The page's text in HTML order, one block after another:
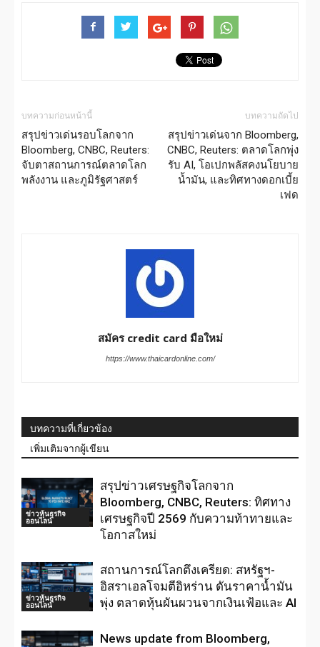
บทความก่อนหน้านี้
สรุปข่าวเด่นรอบโลกจาก
Bloomberg, CNBC, Reuters:
จับตาสถานการณ์ตลาดโลก
พลังงาน และภูมิรัฐศาสตร์
บทความถัดไป
สรุปข่าวเด่นจาก Bloomberg,
CNBC, Reuters: ตลาดโลกพุ่ง
รับ AI, โอเปกพลัสคงนโยบาย
น้ำมัน, และทิศทางดอกเบี้ย
เฟด
สมัคร credit card มือใหม่
https://www.thaicardonline.com/
บทความที่เกี่ยวข้อง
เพิ่มเติมจากผู้เขียน
ข่าวหุ้นธุรกิจ
ออนไลน์
สรุปข่าวเศรษฐกิจโลกจาก
Bloomberg, CNBC, Reuters: ทิศทาง
เศรษฐกิจปี 2569 กับความท้าทายและ
โอกาสใหม่
ข่าวหุ้นธุรกิจ
ออนไลน์
สถานการณ์โลกตึงเครียด: สหรัฐฯ-
อิสราเอลโจมตีอิหร่าน ดันราคาน้ำมัน
พุ่ง ตลาดหุ้นผันผวนจากเงินเฟ้อและ AI
News update from Bloomberg,